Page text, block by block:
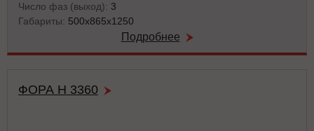
Число фаз (выход): 3
Габариты: 500x865x1250
Подробнее
ФОРА Н 3360